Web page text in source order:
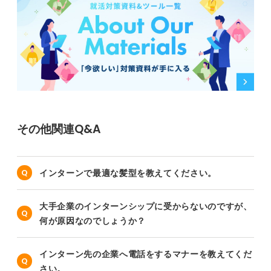
その他関連Q&A
インターンで最適な髪型を教えてください。
大手企業のインターンシップに受からないのですが、
何が原因なのでしょうか？
インターン先の企業へ電話をするマナーを教えてくだ
さい。